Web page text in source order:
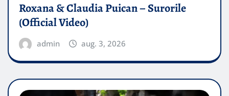
Roxana & Claudia Puican – Surorile
(Official Video)
admin aug. 3, 2026